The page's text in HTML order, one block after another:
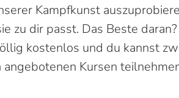
Kampfkunst
zu dir passt. Das Beste daran?
kostenlos und du kannst
Kursen